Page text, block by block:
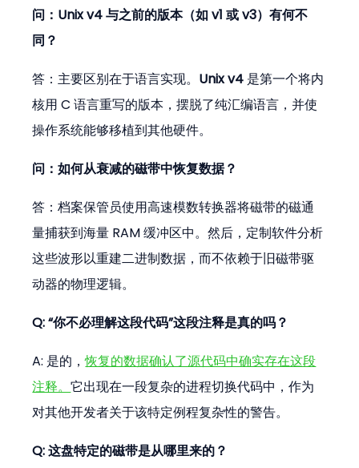
问：Unix v4 与之前的版本（如 v1 或 v3）有何不
同？
答：主要区别在于语言实现。 Unix v4 是第一个将内
核用 C 语言重写的版本，摆脱了纯汇编语言，并使
操作系统能够移植到其他硬件。
问：如何从衰减的磁带中恢复数据？
答：档案保管员使用高速模数转换器将磁带的磁通
量捕获到海量 RAM 缓冲区中。然后，定制软件分析
这些波形以重建二进制数据，而不依赖于旧磁带驱
动器的物理逻辑。
Q: “你不必理解这段代码”这段注释是真的吗？
A: 是的，恢复的数据确认了源代码中确实存在这段
注释。它出现在一段复杂的进程切换代码中，作为
对其他开发者关于该特定例程复杂性的警告。
Q: 这盘特定的磁带是从哪里来的？